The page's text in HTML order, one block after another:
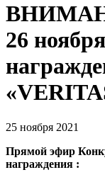
26
25 ноября 2021
Прямой эфир
награждения :